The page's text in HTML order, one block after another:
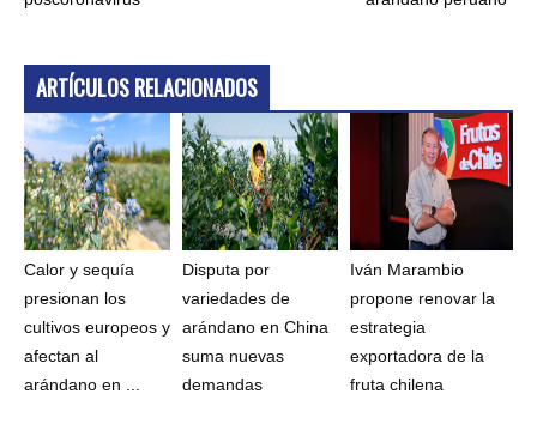
ARTÍCULOS RELACIONADOS
Calor y sequía
presionan los
cultivos europeos y
afectan al
arándano en ...
Disputa por
variedades de
arándano en China
suma nuevas
demandas
Iván Marambio
propone renovar la
estrategia
exportadora de la
fruta chilena